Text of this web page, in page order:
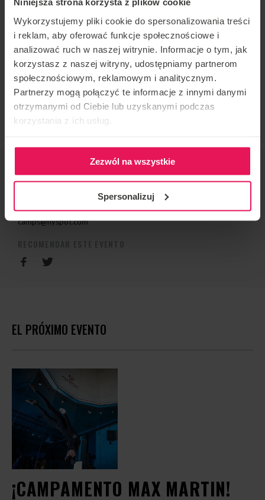
Wykorzystujemy pliki cookie do spersonalizowania treści
i reklam, aby oferować funkcje społecznościowe i
analizować ruch w naszej witrynie. Informacje o tym, jak
korzystasz z naszej witryny, udostępniamy partnerom
społecznościowym, reklamowym i analitycznym.
Partnerzy mogą połączyć te informacje z innymi danymi
otrzymanymi od Ciebie lub uzyskanymi podczas
korzystania z ich usług.
Zezwól na wszystkie
Spersonalizuj
Zac specjalizuje się w dynamicznym lataniu, zarówno
przy niskiej prędkości, jak i w lataniu D2W przy
wysokiej prędkości. Był głównym trenerem w Ifly UK
i pracuje w tej branży od 2013 roku.
Jeśli jesteś zaineresowany lub masz jakieś pytania,
napisz do nas: camps@flyspot.cm
ORGANIZADOR DE EVENTOS
Flyspot
camps@flyspot.com
EL PRÓXIMO EVENTO
¡CAMPAMENTO MAX MARTIN!